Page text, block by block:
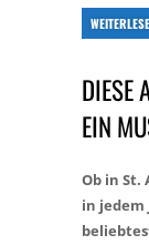
DIESE
EIN
Ob in St.
in jedem